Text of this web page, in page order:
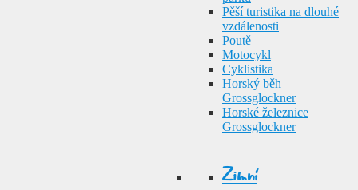
Pěší turistika na dlouhé
vzdálenosti
Poutě
Motocykl
Cyklistika
Horský běh
Grossglockner
Horské železnice
Grossglockner
Zimní